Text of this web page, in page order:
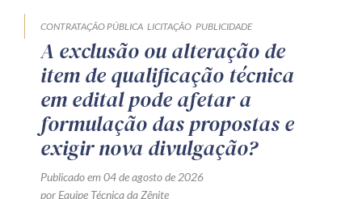
CONTRATAÇÃO PÚBLICA LICITAÇÃO PUBLICIDADE
A exclusão ou alteração de
item de qualificação técnica
em edital pode afetar a
formulação das propostas e
exigir nova divulgação?
Publicado em 04 de agosto de 2026
por Equipe Técnica da Zênite